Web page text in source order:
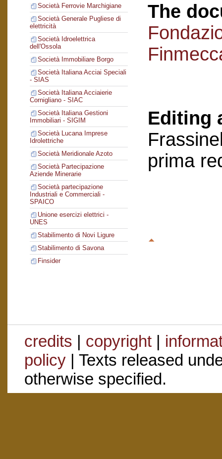
Società Ferrovie Marchigiane
Società Generale Pugliese di
elettricità
Società Idroelettrica
dell'Ossola
Società Immobiliare Borgo
Società Italiana Acciai Speciali
- SIAS
Società Italiana Acciaierie
Cornigliano - SIAC
Società Italiana Gestioni
Immobiliari - SIGIM
Società Lucana Imprese
Idrolettriche
Società Meridionale Azoto
Società Partecipazione
Aziende Minerarie
Società partecipazione
Industriali e Commerciali -
SPAICO
Unione esercizi elettrici -
UNES
Stabilimento di Novi Ligure
Stabilimento di Savona
Finsider
The
Editing
prima
credits | copyright|
policy| Texts released
otherwise specified.